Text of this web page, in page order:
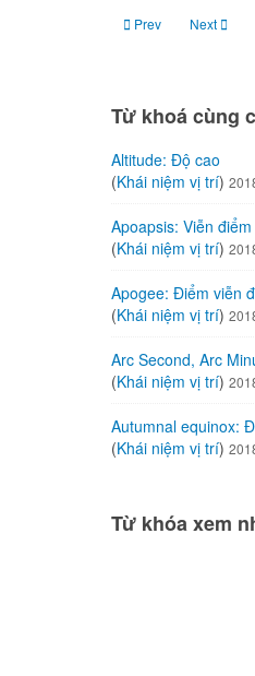
Previous article:
Prev Next
Next
Từ khoá cùng
Altitude: Độ cao
(Khái niệm vị trí)
Apoapsis: Viễn
(Khái niệm vị trí)
Apogee: Điểm viễn
(Khái niệm vị trí)
Arc Second, Arc
(Khái niệm vị trí)
Autumnal equinox:
(Khái niệm vị trí)
Từ khóa xem